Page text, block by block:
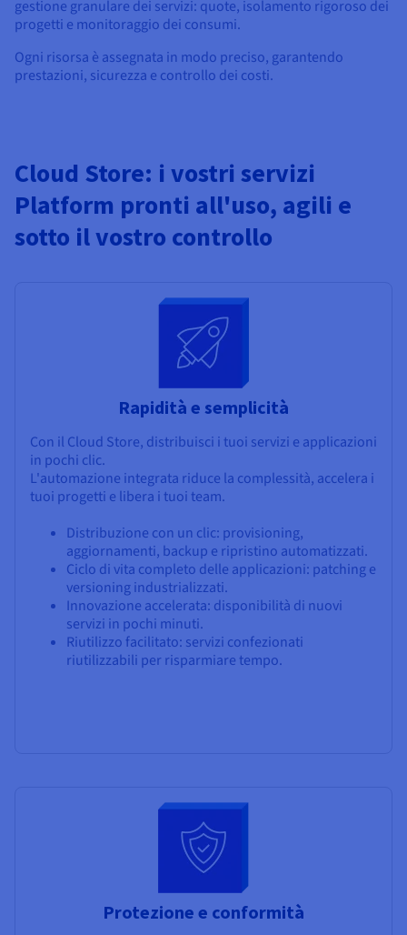
gestione granulare dei servizi: quote, isolamento rigoroso dei
progetti e monitoraggio dei consumi.
Ogni risorsa è assegnata in modo preciso, garantendo
prestazioni, sicurezza e controllo dei costi.
Cloud Store: i vostri servizi
Platform pronti all'uso, agili e
sotto il vostro controllo
Rapidità e semplicità
Con il Cloud Store, distribuisci i tuoi servizi e applicazioni
in pochi clic.
L'automazione integrata riduce la complessità, accelera i
tuoi progetti e libera i tuoi team.
Distribuzione con un clic: provisioning,
aggiornamenti, backup e ripristino automatizzati.
Ciclo di vita completo delle applicazioni: patching e
versioning industrializzati.
Innovazione accelerata: disponibilità di nuovi
servizi in pochi minuti.
Riutilizzo facilitato: servizi confezionati
riutilizzabili per risparmiare tempo.
Protezione e conformità